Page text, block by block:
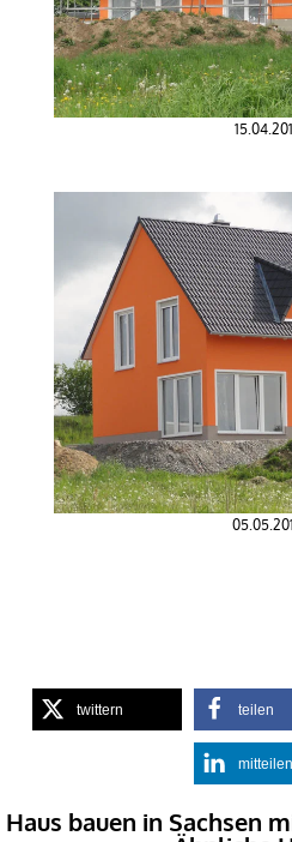
twittern teilen
mitteilen
Haus bauen in Sachsen